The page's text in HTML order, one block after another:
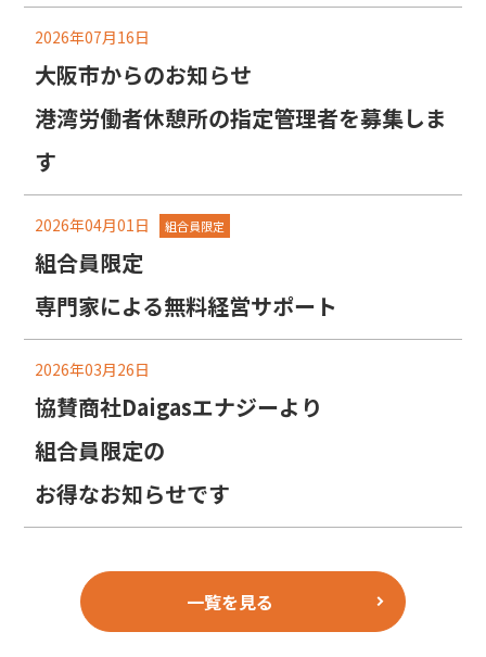
2026年07月16日
大阪市からのお知らせ
港湾労働者休憩所の指定管理者を募集しま
す
2026年04月01日 組合員限定
組合員限定
専門家による無料経営サポート
2026年03月26日
協賛商社Daigasエナジーより
組合員限定の
お得なお知らせです
一覧を見る